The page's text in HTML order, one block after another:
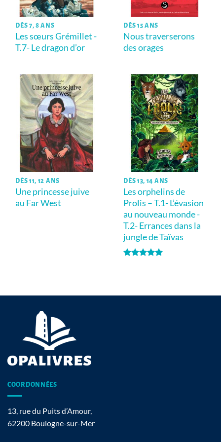
DÈS 7, 8 ANS
Les sœurs Grémillet -
T.7- Le dragon d’or
DÈS 15 ANS
Nous traverserons
des orages
DÈS 11, 12 ANS
Une princesse juive
au Far West
DÈS 13, 14 ANS
Les orphelins de
Prolis – T.1- L’évasion
au nouveau monde -
T.2- Errances dans la
jungle de Taïvas
COORDONNÉES
13, rue du Puits d’Amour,
62200 Boulogne-sur-Mer